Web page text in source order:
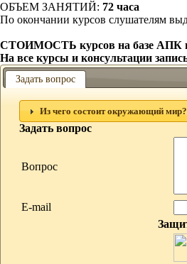
ОБЪЕМ ЗАНЯТИЙ: 72 часа
По окончании курсов слушателям
СТОИМОСТЬ курсов на базе АПК и
На все курсы и консультации
Задать вопрос
Из чего состоит окружающий мир?
Задать вопрос
Вопрос
E-mail